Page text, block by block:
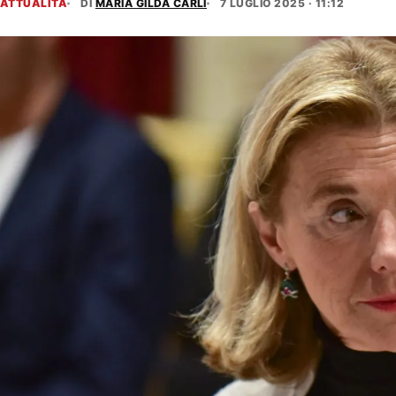
ATTUALITÀ DI MARIA GILDA CARLI 7 LUGLIO 2025 · 11:12